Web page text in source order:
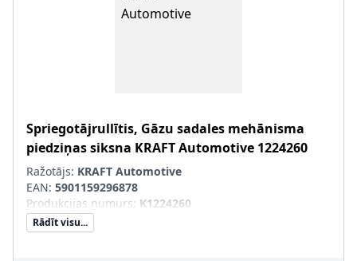
Spriegotājrullītis, Gāzu sadales mehānisma
piedziņas siksna KRAFT Automotive 1224260
Ražotājs: KRAFT Automotive
EAN: 5901159296878
Produkcijas numurs: K1224260
Rādīt visu...